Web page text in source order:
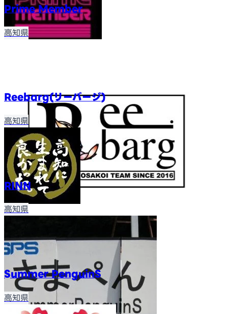
Prime Member
高知県
Reebarg(リーバージ)
高知県
RINN
高知県
Summer PenguinS
高知県